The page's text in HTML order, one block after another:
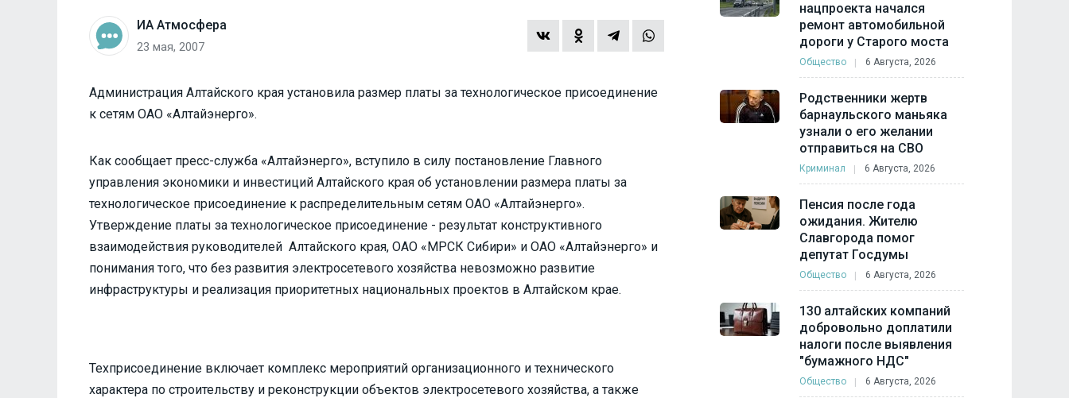
ИА Атмосфера
23 мая, 2007
Администрация Алтайского края установила размер платы за технологическое присоединение
к сетям ОАО «Алтайэнерго».
Как сообщает пресс-служба «Алтайэнерго», вступило в силу постановление Главного
управления экономики и инвестиций Алтайского края об установлении размера платы за
технологическое присоединение к распределительным сетям ОАО «Алтайэнерго».
Утверждение платы за технологическое присоединение - результат конструктивного
взаимодействия руководителей Алтайского края, ОАО «МРСК Сибири» и ОАО «Алтайэнерго» и
понимания того, что без развития электросетевого хозяйства невозможно развитие
инфраструктуры и реализация приоритетных национальных проектов в Алтайском крае.
Техприсоединение включает комплекс мероприятий организационного и технического
характера по строительству и реконструкции объектов электросетевого хозяйства, а также
нацпроекта начался
ремонт автомобильной
дороги у Старого моста
Общество 6 Августа, 2026
Родственники жертв
барнаульского маньяка
узнали о его желании
отправиться на СВО
Криминал 6 Августа, 2026
Пенсия после года
ожидания. Жителю
Славгорода помог
депутат Госдумы
Общество 6 Августа, 2026
130 алтайских компаний
добровольно доплатили
налоги после выявления
"бумажного НДС"
Общество 6 Августа, 2026